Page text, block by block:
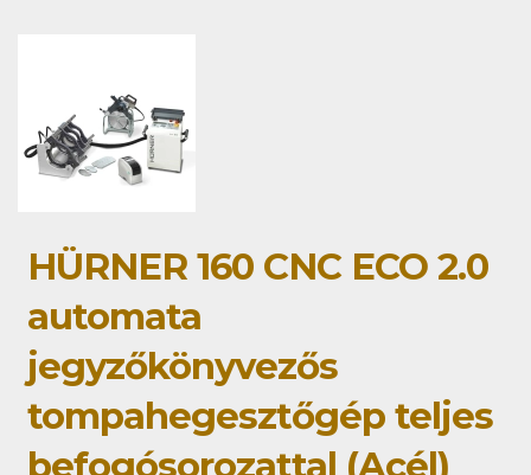
HÜRNER 160 CNC ECO 2.0
automata
jegyzőkönyvezős
tompahegesztőgép teljes
befogósorozattal (Acél)